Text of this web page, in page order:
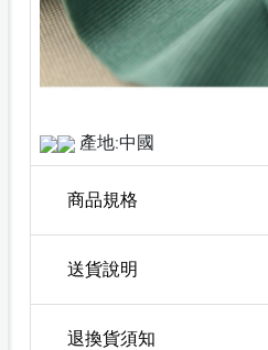
產地:中國
商品規格
送貨說明
退換貨須知